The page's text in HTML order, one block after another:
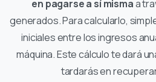
en pagarse a sí mismaa
generados. Para calcularlo,
iniciales entre los ingresos
máquina. Este cálculo te dará
tardarás en